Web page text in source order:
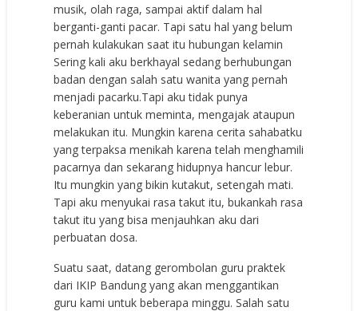
musik, olah raga, sampai aktif dalam hal
berganti-ganti pacar. Tapi satu hal yang belum
pernah kulakukan saat itu hubungan kelamin
Sering kali aku berkhayal sedang berhubungan
badan dengan salah satu wanita yang pernah
menjadi pacarku.Tapi aku tidak punya
keberanian untuk meminta, mengajak ataupun
melakukan itu. Mungkin karena cerita sahabatku
yang terpaksa menikah karena telah menghamili
pacarnya dan sekarang hidupnya hancur lebur.
Itu mungkin yang bikin kutakut, setengah mati.
Tapi aku menyukai rasa takut itu, bukankah rasa
takut itu yang bisa menjauhkan aku dari
perbuatan dosa.
Suatu saat, datang gerombolan guru praktek
dari IKIP Bandung yang akan menggantikan
guru kami untuk beberapa minggu. Salah satu